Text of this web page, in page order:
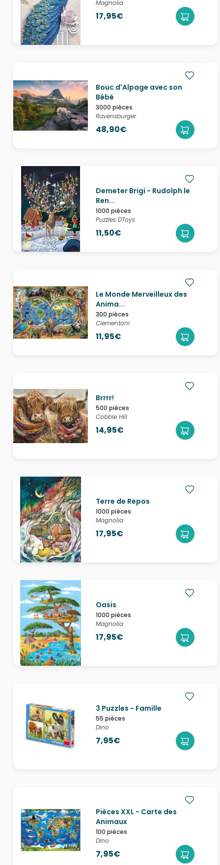
Magnolia
17,95€
Bouc d'Alpage avec son
Bébé
3000 pièces
Ravensburger
48,90€
Demeter Brigi - Rudolph le
Ren...
1000 pièces
Puzzles DToys
11,50€
Le Monde Merveilleux des
Anima...
300 pièces
Clementoni
11,95€
Brrrr!
500 pièces
Cobble Hill
14,95€
Terre de Repos
1000 pièces
Magnolia
17,95€
Oasis
1000 pièces
Magnolia
17,95€
3 Puzzles - Famille
55 pièces
Dino
7,95€
Pièces XXL - Carte des
Animaux
100 pièces
Dino
7,95€